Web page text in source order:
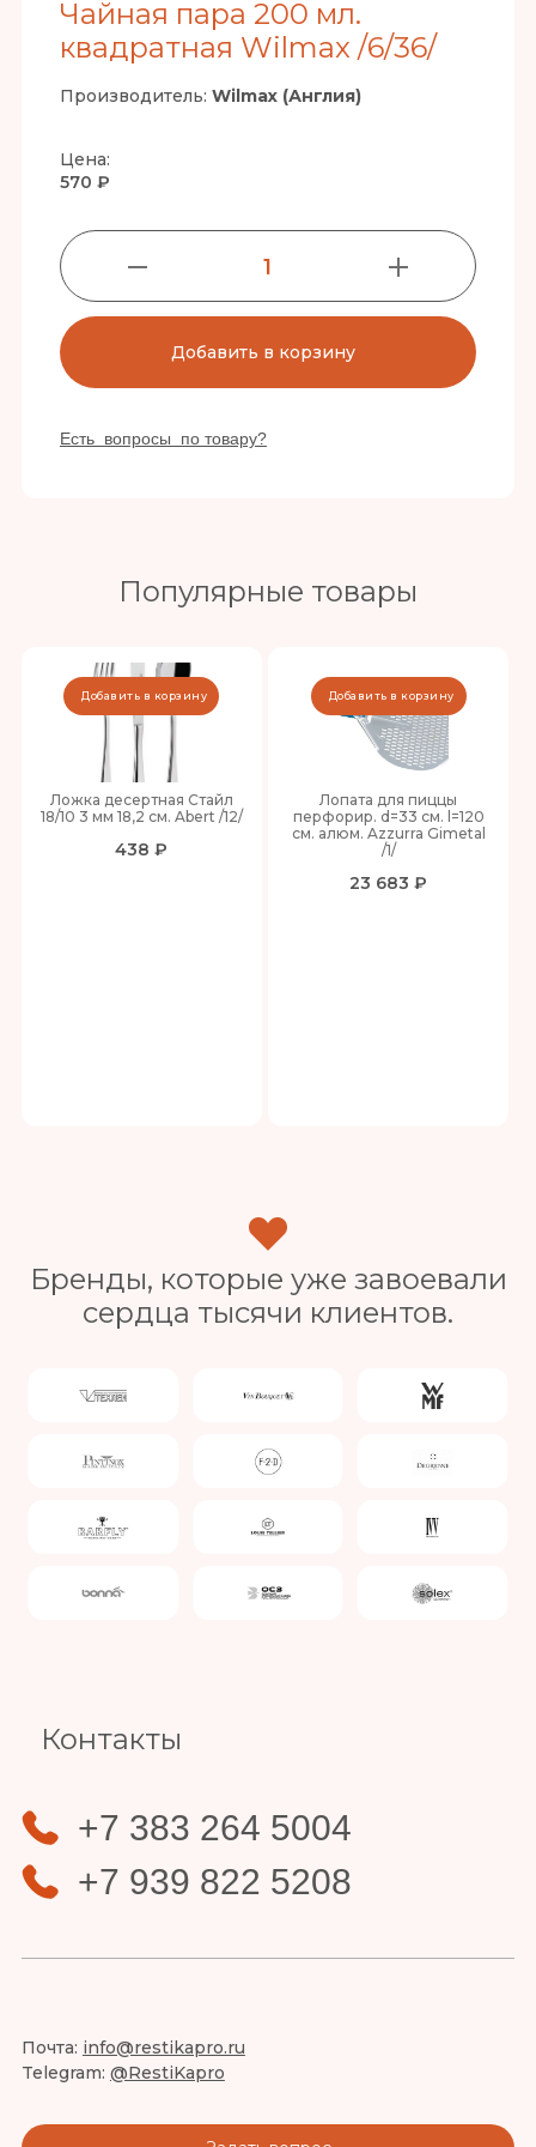
Чайная пара 200 мл.
квадратная Wilmax /6/36/
Производитель: Wilmax (Англия)
Цена:
570 ₽
1
Добавить в корзину
Есть вопросы по товару?
Популярные товары
Ложка десертная Стайл
18/10 3 мм 18,2 см. Abert /12/
438 ₽
Добавить в корзину
Лопата для пиццы
перфорир. d=33 см. l=120
см. алюм. Azzurra Gimetal
/1/
23 683 ₽
Добавить в корзину
Бренды, которые уже завоевали
сердца тысячи клиентов.
Контакты
+7 383 264 5004
+7 939 822 5208
Почта: info@restikapro.ru
Telegram: @RestiKapro